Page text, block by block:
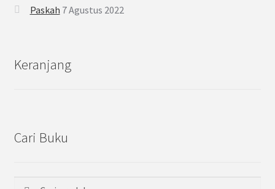
Paskah 7 Agustus 2022
Keranjang
Cari Buku
Pencarian